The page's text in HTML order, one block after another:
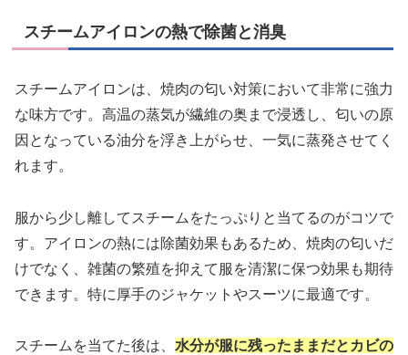
スチームアイロンの熱で除菌と消臭
スチームアイロンは、焼肉の匂い対策において非常に強力
な味方です。高温の蒸気が繊維の奥まで浸透し、匂いの原
因となっている油分を浮き上がらせ、一気に蒸発させてく
れます。
服から少し離してスチームをたっぷりと当てるのがコツで
す。アイロンの熱には除菌効果もあるため、焼肉の匂いだ
けでなく、雑菌の繁殖を抑えて服を清潔に保つ効果も期待
できます。特に厚手のジャケットやスーツに最適です。
スチームを当てた後は、 水分が服に残ったままだとカビの